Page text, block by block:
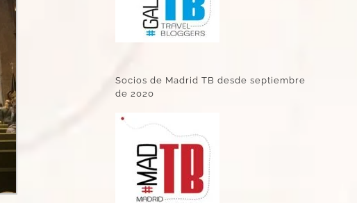
Socios de Madrid TB desde septiembre
de 2020